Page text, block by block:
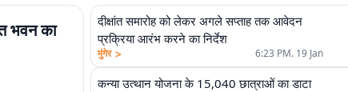
भवन का
दीक्षांत समारोह को लेकर अगले सप्ताह तक आवेदन
प्रक्रिया आरंभ करने का निर्देश
मुंगेर > 6:23 PM. 19 Jan
कन्या उत्थान योजना के 15,040 छात्राओं का डाटा